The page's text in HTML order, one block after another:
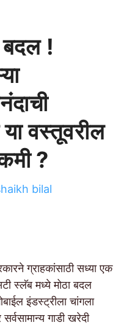
बदल !
वस्तूवरील
?
bilal
ग्राहकांसाठी सध्या एक
स्लॅब मध्ये मोठा बदल
इंडस्ट्रीला चांगला
गाडी खरेदी